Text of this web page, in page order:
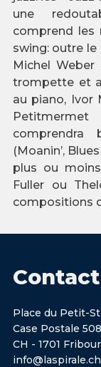
une
comprend les
swing: outre le
Michel
trompette et
au piano, Ivor
comprendra
(Moanin’,
plus ou
Fuller ou
compositions
Contact
Place du Petit-
Case Postale 508
CH - 1701
info@laspirale.ch